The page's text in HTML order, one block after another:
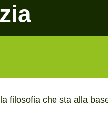
filosofia che sta alla